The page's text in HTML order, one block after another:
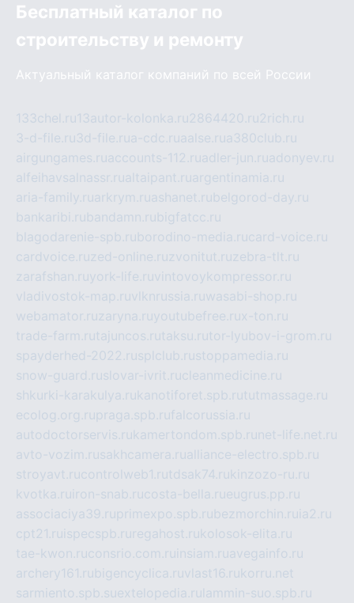
Бесплатный каталог по
строительству и ремонту
Актуальный каталог компаний по всей России
133chel.ru13autor-kolonka.ru2864420.ru2rich.ru
3-d-file.ru3d-file.rua-cdc.ruaalse.rua380club.ru
airgungames.ruaccounts-112.ruadler-jun.ruadonyev.ru
alfeihavsalnassr.rualtaipant.ruargentinamia.ru
aria-family.ruarkrym.ruashanet.rubelgorod-day.ru
bankaribi.rubandamn.rubigfatcc.ru
blagodarenie-spb.ruborodino-media.rucard-voice.ru
cardvoice.ruzed-online.ruzvonitut.ruzebra-tlt.ru
zarafshan.ruyork-life.ruvintovoykompressor.ru
vladivostok-map.ruvlknrussia.ruwasabi-shop.ru
webamator.ruzaryna.ruyoutubefree.rux-ton.ru
trade-farm.rutajuncos.rutaksu.rutor-lyubov-i-grom.ru
spayderhed-2022.rusplclub.rustoppamedia.ru
snow-guard.ruslovar-ivrit.rucleanmedicine.ru
shkurki-karakulya.rukanotiforet.spb.rututmassage.ru
ecolog.org.rupraga.spb.rufalcorussia.ru
autodoctorservis.rukamertondom.spb.ru net-life.net.ru
avto-vozim.rusakhcamera.rualliance-electro.spb.ru
stroyavt.rucontrolweb1.rutdsak74.rukinzozo-ru.ru
kvotka.ru iron-snab.rucosta-bella.rueugrus.pp.ru
associaciya39.ruprimexpo.spb.rubezmorchin.ru ia2.ru
cpt21.ru ispecspb.ru regahost.rukolosok-elita.ru
tae-kwon.ruconsrio.com.ru insiam.ruavegainfo.ru
archery161.rubigencyclica.ruvlast16.rukorru.net
sarmiento.spb.suextelopedia.ru lammin-suo.spb.ru